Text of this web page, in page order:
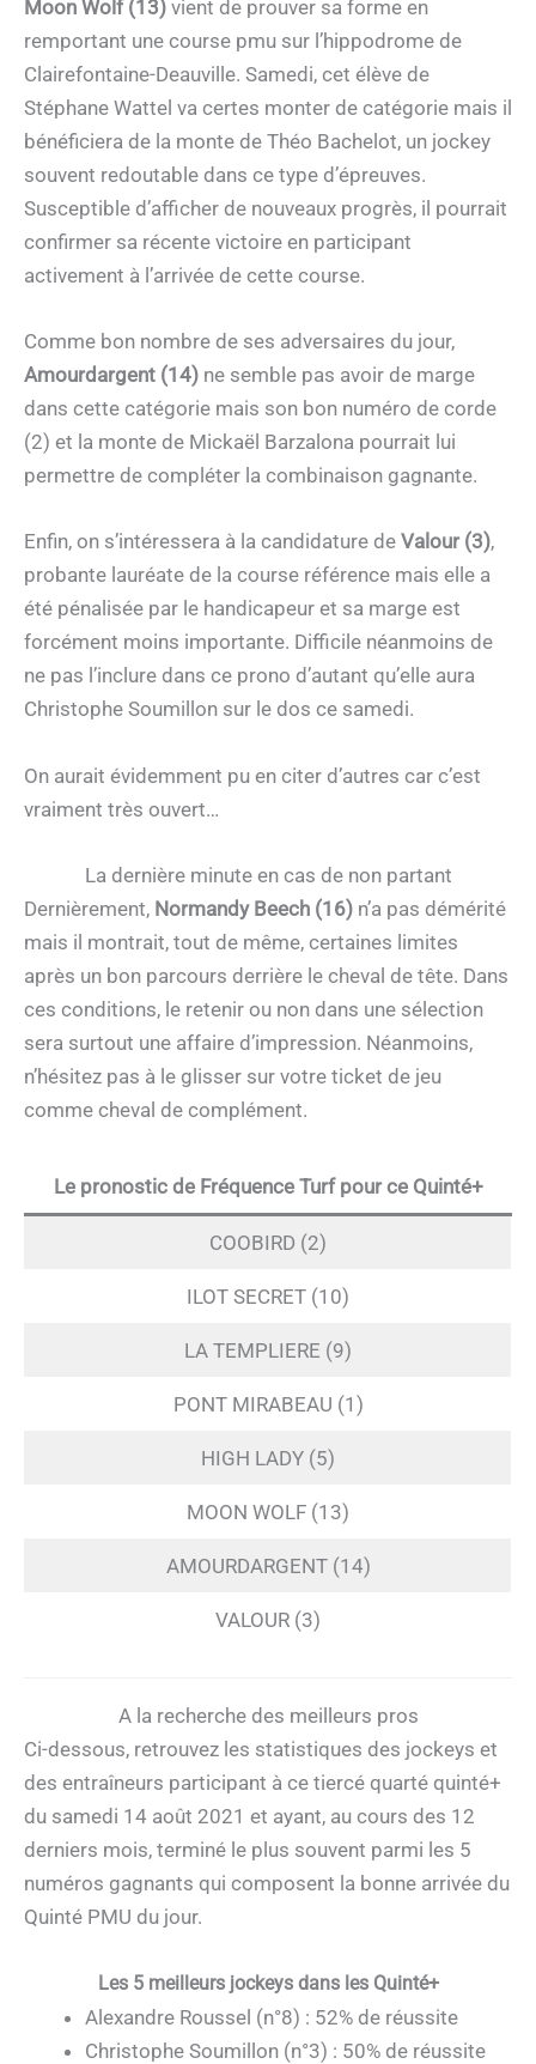
Moon Wolf (13) vient de prouver sa forme en
remportant une course pmu sur l’hippodrome de
Clairefontaine-Deauville. Samedi, cet élève de
Stéphane Wattel va certes monter de catégorie mais il
bénéficiera de la monte de Théo Bachelot, un jockey
souvent redoutable dans ce type d’épreuves.
Susceptible d’afficher de nouveaux progrès, il pourrait
confirmer sa récente victoire en participant
activement à l’arrivée de cette course.
Comme bon nombre de ses adversaires du jour,
Amourdargent (14) ne semble pas avoir de marge
dans cette catégorie mais son bon numéro de corde
(2) et la monte de Mickaël Barzalona pourrait lui
permettre de compléter la combinaison gagnante.
Enfin, on s’intéressera à la candidature de Valour (3),
probante lauréate de la course référence mais elle a
été pénalisée par le handicapeur et sa marge est
forcément moins importante. Difficile néanmoins de
ne pas l’inclure dans ce prono d’autant qu’elle aura
Christophe Soumillon sur le dos ce samedi.
On aurait évidemment pu en citer d’autres car c’est
vraiment très ouvert…
La dernière minute en cas de non partant
Dernièrement, Normandy Beech (16) n’a pas démérité
mais il montrait, tout de même, certaines limites
après un bon parcours derrière le cheval de tête. Dans
ces conditions, le retenir ou non dans une sélection
sera surtout une affaire d’impression. Néanmoins,
n’hésitez pas à le glisser sur votre ticket de jeu
comme cheval de complément.
Le pronostic de Fréquence Turf pour ce Quinté+
COOBIRD (2)
ILOT SECRET (10)
LA TEMPLIERE (9)
PONT MIRABEAU (1)
HIGH LADY (5)
MOON WOLF (13)
AMOURDARGENT (14)
VALOUR (3)
A la recherche des meilleurs pros
Ci-dessous, retrouvez les statistiques des jockeys et
des entraîneurs participant à ce tiercé quarté quinté+
du samedi 14 août 2021 et ayant, au cours des 12
derniers mois, terminé le plus souvent parmi les 5
numéros gagnants qui composent la bonne arrivée du
Quinté PMU du jour.
Les 5 meilleurs jockeys dans les Quinté+
Alexandre Roussel (n°8) : 52% de réussite
Christophe Soumillon (n°3) : 50% de réussite